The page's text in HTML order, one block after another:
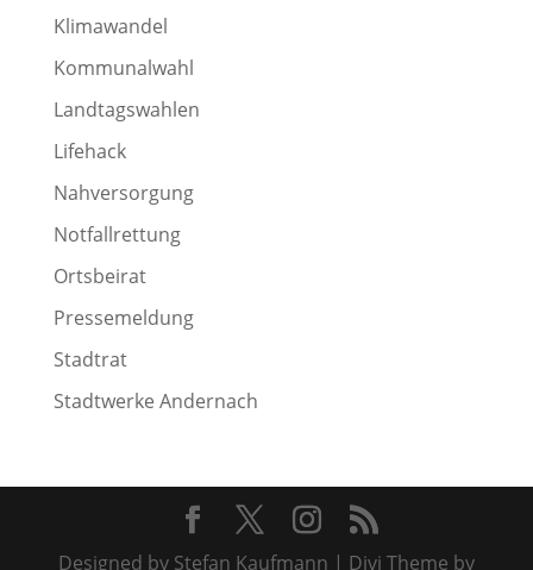
Klimawandel
Kommunalwahl
Landtagswahlen
Lifehack
Nahversorgung
Notfallrettung
Ortsbeirat
Pressemeldung
Stadtrat
Stadtwerke Andernach
Designed by Stefan Kaufmann | Divi Theme by